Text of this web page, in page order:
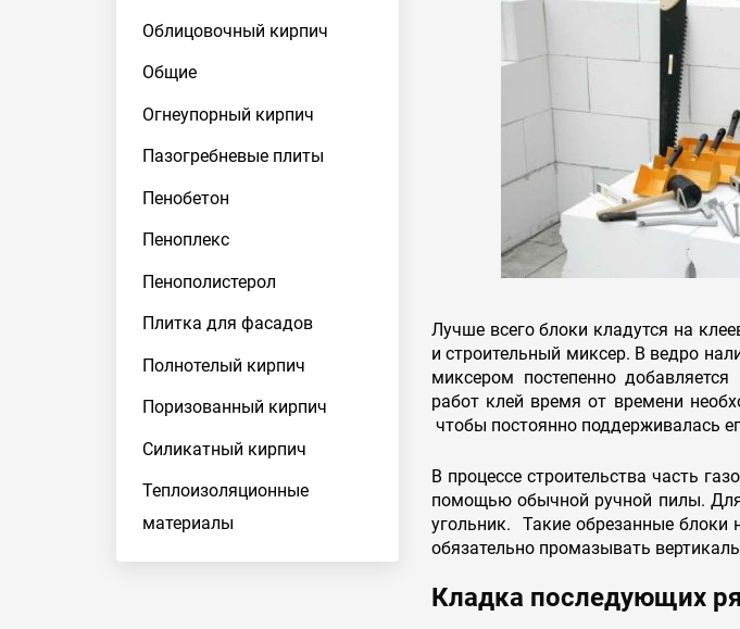
Облицовочный кирпич
Общие
Огнеупорный кирпич
Пазогребневые плиты
Пенобетон
Пеноплекс
Пенополистерол
Плитка для фасадов
Полнотелый кирпич
Поризованный кирпич
Силикатный кирпич
Теплоизоляционные
материалы
Лучше всего блоки кладутся на
и строительный миксер. В ведро
миксером постепенно
работ клей время от времени
чтобы постоянно поддерживалась
В процессе строительства часть
помощью обычной ручной пилы. Для
угольник. Такие обрезанные блоки
обязательно промазывать
Кладка последующих